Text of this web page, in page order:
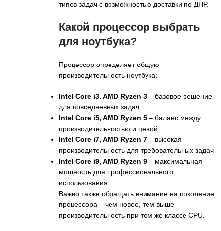
типов задач с возможностью доставки по ДНР.
Какой процессор выбрать
для ноутбука?
Процессор определяет общую
производительность ноутбука:
Intel Core i3, AMD Ryzen 3 – базовое решение
для повседневных задач
Intel Core i5, AMD Ryzen 5 – баланс между
производительностью и ценой
Intel Core i7, AMD Ryzen 7 – высокая
производительность для требовательных задач
Intel Core i9, AMD Ryzen 9 – максимальная
мощность для профессионального
использования
Важно также обращать внимание на поколение
процессора – чем новее, тем выше
производительность при том же классе CPU.